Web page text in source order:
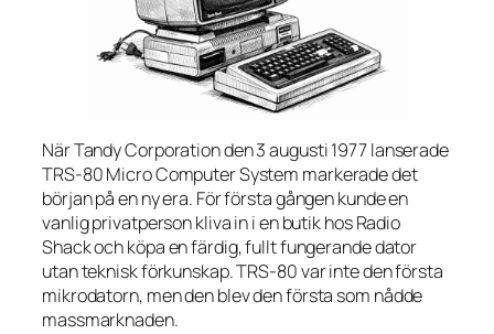
När Tandy Corporation den 3 augusti 1977 lanserade
TRS-80 Micro Computer System markerade det
början på en ny era. För första gången kunde en
vanlig privatperson kliva in i en butik hos Radio
Shack och köpa en färdig, fullt fungerande dator
utan teknisk förkunskap. TRS-80 var inte den första
mikrodatorn, men den blev den första som nådde
massmarknaden.